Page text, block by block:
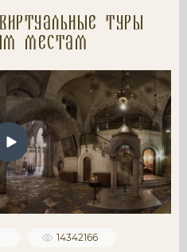
туры
местам
14342166